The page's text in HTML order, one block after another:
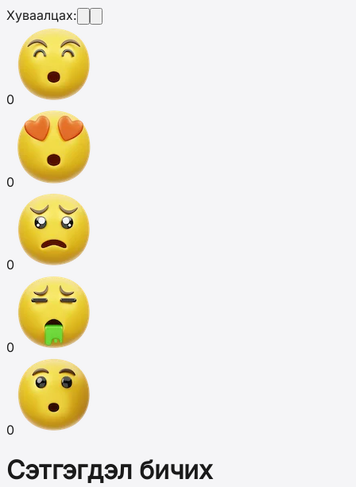
Хуваалцах:
0
0
0
0
0
Сэтгэгдэл бичих